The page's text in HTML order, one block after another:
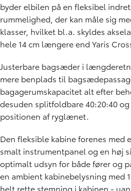
byder elbilen på en fleksibel
rummelighed, der kan måle sig
klasser, hvilket bl.a. skyldes
hele 14 cm længere end Yaris
Justerbare bagsæder i
mere benplads til
bagagerumskapacitet alt efter
desuden splitfoldbare 40:20:40
positionen af ryglænet.
Den fleksible kabine forenes med
smalt instrumentpanel og en høj
optimalt udsyn for både fører og
en ambient kabinebelysning med
helt rette stemning i kabinen -